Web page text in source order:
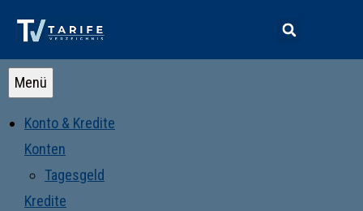
Menü
Konto & Kredite
Konten
Tagesgeld
Kredite